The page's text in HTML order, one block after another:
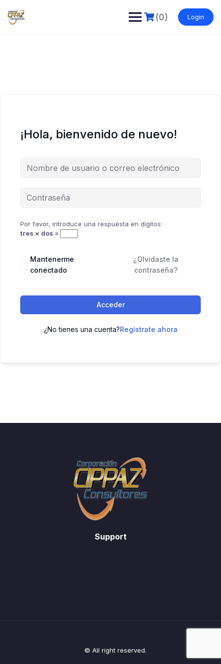
contenido
(0) Login
¡Hola, bienvenido de nuevo!
Por favor, introduce una respuesta en dígitos:
tres × dos =
Mantenerme
conectado
¿Olvidaste la
contraseña?
Acceder
¿No tienes una cuenta?Regístrate ahora
Support
© All right reserved.